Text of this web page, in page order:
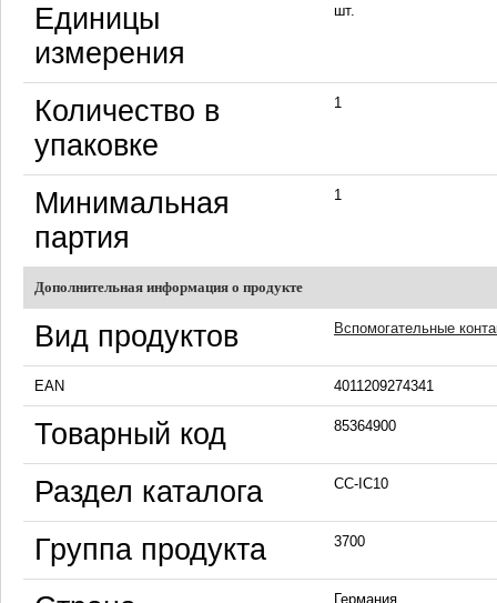
Единицы
измерения
шт.
Количество в
упаковке
1
Минимальная
партия
1
Дополнительная информация о продукте
Вид продуктов Вспомогательные
EAN 4011209274341
Товарный код 85364900
Раздел каталога CC-IC10
Группа продукта 3700
Германия